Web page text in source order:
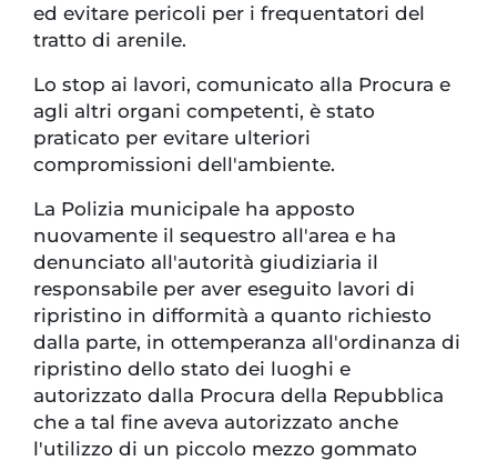
ed evitare pericoli per i frequentatori del
tratto di arenile.
Lo stop ai lavori, comunicato alla Procura e
agli altri organi competenti, è stato
praticato per evitare ulteriori
compromissioni dell'ambiente.
La Polizia municipale ha apposto
nuovamente il sequestro all'area e ha
denunciato all'autorità giudiziaria il
responsabile per aver eseguito lavori di
ripristino in difformità a quanto richiesto
dalla parte, in ottemperanza all'ordinanza di
ripristino dello stato dei luoghi e
autorizzato dalla Procura della Repubblica
che a tal fine aveva autorizzato anche
l'utilizzo di un piccolo mezzo gommato